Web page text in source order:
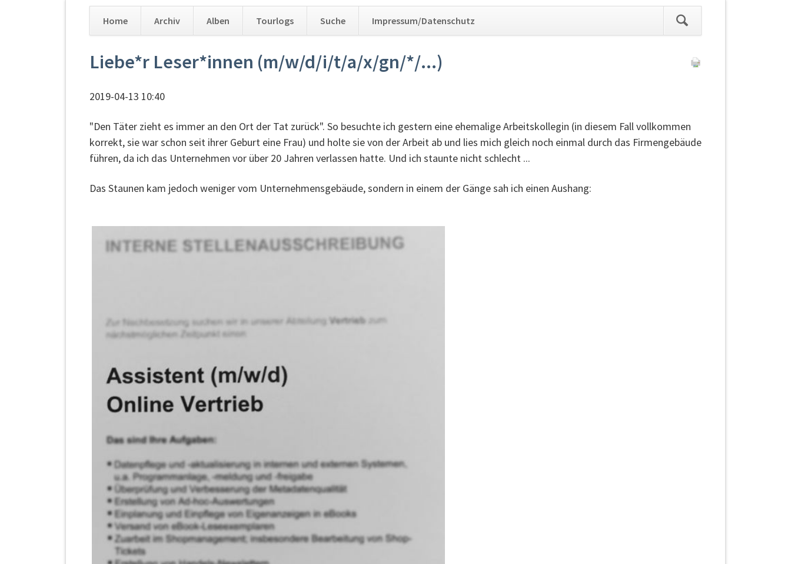
überspringen
Home Archiv Alben Tourlogs Suche Impressum/Datenschutz
überspringen
Liebe*r Leser*innen (m/w/d/i/t/a/x/gn/*/...)
2019-04-13 10:40
"Den Täter zieht es immer an den Ort der Tat zurück". So besuchte ich gestern eine ehemalige Arbeitskollegin (in diesem Fall vollkommen
korrekt, sie war schon seit ihrer Geburt eine Frau) und holte sie von der Arbeit ab und lies mich gleich noch einmal durch das Firmengebäude
führen, da ich das Unternehmen vor über 20 Jahren verlassen hatte. Und ich staunte nicht schlecht ...
Das Staunen kam jedoch weniger vom Unternehmensgebäude, sondern in einem der Gänge sah ich einen Aushang: